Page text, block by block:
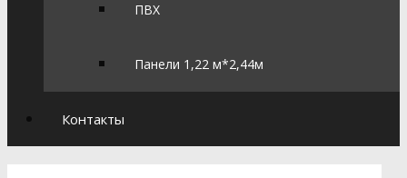
ПВХ
Панели 1,22 м*2,44м
Контакты